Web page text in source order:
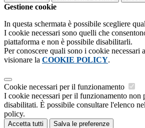
Gestione cookie
In questa schermata è possibile scegliere
I cookie necessari sono quelli che
piattaforma e non è possibile disabilitarli.
Per conoscere quali sono i cookie necessari
visionare la COOKIE POLICY.
Cookie necessari per il funzionamento
I cookie necessari per il funzionamento non
disabilitati. È possibile consultare l'elenco
policy.
Accetta tutti Salva le preferenze